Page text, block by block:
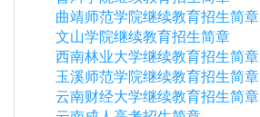
曲靖师范学院继续教育招生简章
文山学院继续教育招生简章
西南林业大学继续教育招生简章
玉溪师范学院继续教育招生简章
云南财经大学继续教育招生简章